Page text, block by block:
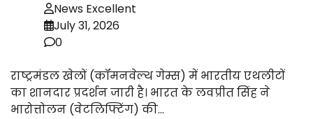
News Excellent
July 31, 2026
0
राष्ट्रमंडल खेलों (कॉमनवेल्थ गेम्स) में भारतीय एथलीटों
का शानदार प्रदर्शन जारी है। भारत के लवप्रीत सिंह ने
भारोत्तोलन (वेटलिफ्टिंग) की…